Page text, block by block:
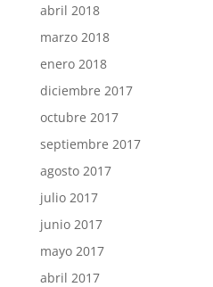
abril 2018
marzo 2018
enero 2018
diciembre 2017
octubre 2017
septiembre 2017
agosto 2017
julio 2017
junio 2017
mayo 2017
abril 2017